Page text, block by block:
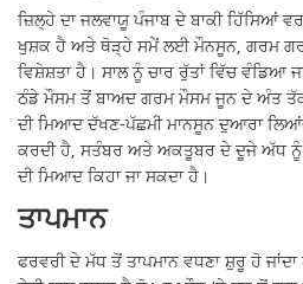
ਜ਼ਿਲ੍ਹੇ ਦਾ ਜਲਵਾਯੂ ਪੰਜਾਬ ਦੇ ਬਾਕੀ ਹਿੱਸਿਆਂ
ਖੁਸ਼ਕ ਹੈ ਅਤੇ ਥੋੜ੍ਹੇ ਸਮੇਂ ਲਈ ਮੌਨਸੂਨ, ਗਰਮ
ਵਿਸ਼ੇਸ਼ਤਾ ਹੈ। ਸਾਲ ਨੂੰ ਚਾਰ ਰੁੱਤਾਂ ਵਿੱਚ ਵੰਡਿਆ
ਠੰਡੇ ਮੌਸਮ ਤੋਂ ਬਾਅਦ ਗਰਮ ਮੌਸਮ ਜੂਨ ਦੇ ਅੰਤ
ਦੀ ਮਿਆਦ ਦੱਖਣ-ਪੱਛਮੀ ਮਾਨਸੂਨ ਦੁਆਰਾ
ਕਰਦੀ ਹੈ, ਸਤੰਬਰ ਅਤੇ ਅਕਤੂਬਰ ਦੇ ਦੂਜੇ ਅੱਧ ਨੂੰ
ਦੀ ਮਿਆਦ ਕਿਹਾ ਜਾ ਸਕਦਾ ਹੈ।
ਤਾਪਮਾਨ
ਫਰਵਰੀ ਦੇ ਮੱਧ ਤੋਂ ਤਾਪਮਾਨ ਵਧਣਾ ਸ਼ੁਰੂ ਹੋ